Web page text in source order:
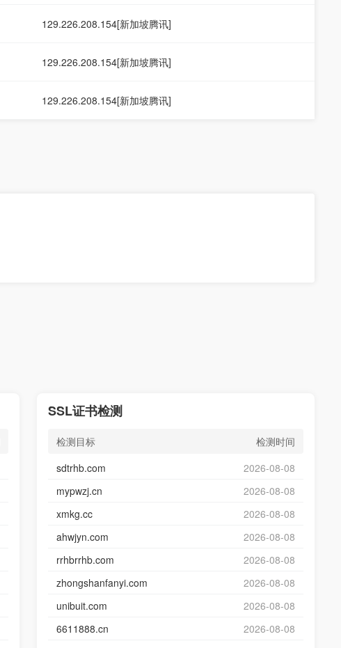
129.226.208.154[新加坡腾讯]
129.226.208.154[新加坡腾讯]
129.226.208.154[新加坡腾讯]
SSL证书检测
检测目标
检测时间
sdtrhb.com
2026-08-08
mypwzj.cn
2026-08-08
xmkg.cc
2026-08-08
ahwjyn.com
2026-08-08
rrhbrrhb.com
2026-08-08
zhongshanfanyi.com
2026-08-08
unibuit.com
2026-08-08
6611888.cn
2026-08-08